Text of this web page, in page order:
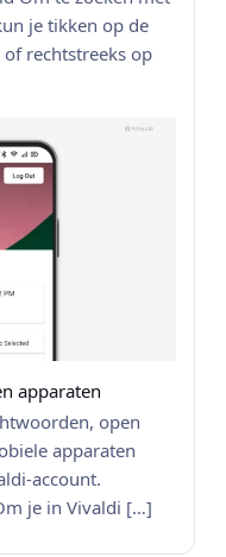
je tikken op de
rechtstreeks op
apparaten
open
apparaten
account.
je in Vivaldi […]